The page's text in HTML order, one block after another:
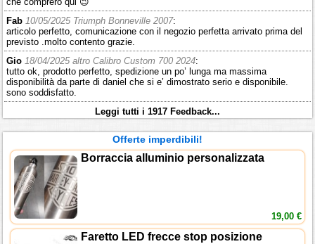
Fab 10/05/2025 Triumph Bonneville 2007:
articolo perfetto, comunicazione con il negozio perfetta arrivato prima del
previsto .molto contento grazie.
Gio 18/04/2025 altro Calibro Custom 700 2024:
tutto ok, prodotto perfetto, spedizione un po’ lunga ma massima
disponibilità da parte di daniel che si e’ dimostrato serio e disponibile.
sono soddisfatto.
Leggi tutti i 1917 Feedback...
Offerte imperdibili!
Borraccia alluminio personalizzata
19,00 €
Faretto LED frecce stop posizione